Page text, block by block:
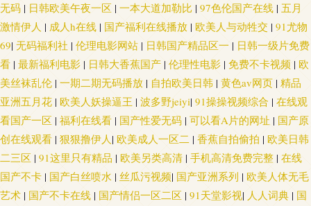
无码 | 日韩欧美午夜一区 | 一本大道加勒比 | 97色伦国产在线 | 五月
激情伊人 | 成人h在线 | 国产福利在线播放 | 欧美人与动牲交 | 91尤物
69| 无码福利社 | 伦理电影网站 | 日韩国产精品区一 | 日韩一级片免费
看 | 最新福利电影 | 日韩大香蕉国产 | 伦理性电影 | 免费不卡视频 | 欧
美丝袜乱伦 | 一期二期无码播放 | 自拍欧美日韩 | 黄色av网页 | 精品
亚洲五月花 | 欧美人妖操逼王 | 波多野jeiyi| 91操操视频综合 | 在线观
看国产一区 | 福利在线看 | 国产性爱无码 | 可以看A片的网址 | 国产原
创在线观看 | 狠狠撸伊人| 欧美成人一区二 | 香蕉自拍偷拍 | 欧美日韩
二三区 | 91这里只有精品 | 欧美另类高清 | 手机高清免费完整 | 在线
国产不卡 | 国产白丝喷水 | 丝瓜污视频| 国产亚洲系列 | 欧美人体无毛
艺术 | 国产不卡在线 | 国产情侣一区二区 | 91天堂影视| 人人词典 | 国